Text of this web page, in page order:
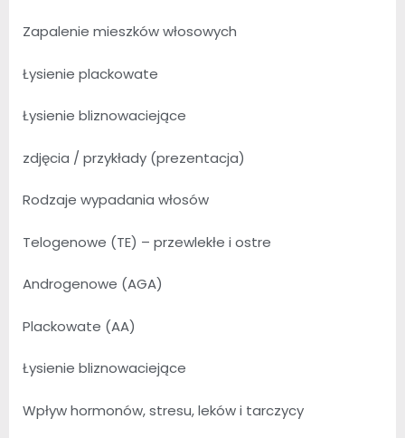
Zapalenie mieszków włosowych
Łysienie plackowate
Łysienie bliznowaciejące
zdjęcia / przykłady (prezentacja)
Rodzaje wypadania włosów
Telogenowe (TE) – przewlekłe i ostre
Androgenowe (AGA)
Plackowate (AA)
Łysienie bliznowaciejące
Wpływ hormonów, stresu, leków i tarczycy